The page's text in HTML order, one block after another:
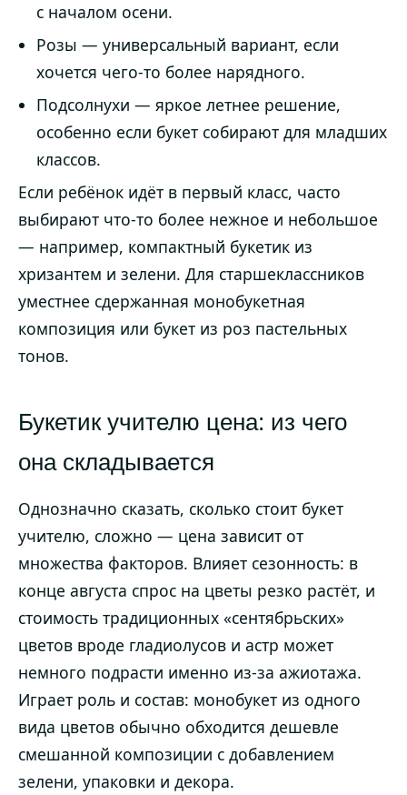
с началом осени.
Розы — универсальный вариант, если
хочется чего-то более нарядного.
Подсолнухи — яркое летнее решение,
особенно если букет собирают для младших
классов.
Если ребёнок идёт в первый класс, часто
выбирают что-то более нежное и небольшое
— например, компактный букетик из
хризантем и зелени. Для старшеклассников
уместнее сдержанная монобукетная
композиция или букет из роз пастельных
тонов.
Букетик учителю цена: из чего
она складывается
Однозначно сказать, сколько стоит букет
учителю, сложно — цена зависит от
множества факторов. Влияет сезонность: в
конце августа спрос на цветы резко растёт, и
стоимость традиционных «сентябрьских»
цветов вроде гладиолусов и астр может
немного подрасти именно из-за ажиотажа.
Играет роль и состав: монобукет из одного
вида цветов обычно обходится дешевле
смешанной композиции с добавлением
зелени, упаковки и декора.